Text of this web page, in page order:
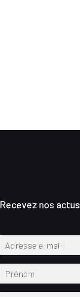
Recevez nos actus